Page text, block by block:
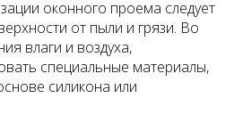
оконного проема следует
от пыли и грязи. Во
влаги и воздуха,
специальные материалы,
силикона или